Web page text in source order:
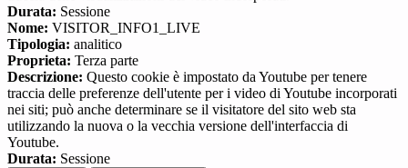
Durata: Sessione
Nome: VISITOR_INFO1_LIVE
Tipologia: analitico
Proprieta: Terza parte
Descrizione: Questo cookie è impostato da Youtube per tenere
traccia delle preferenze dell'utente per i video di Youtube incorporati
nei siti; può anche determinare se il visitatore del sito web sta
utilizzando la nuova o la vecchia versione dell'interfaccia di
Youtube.
Durata: Sessione